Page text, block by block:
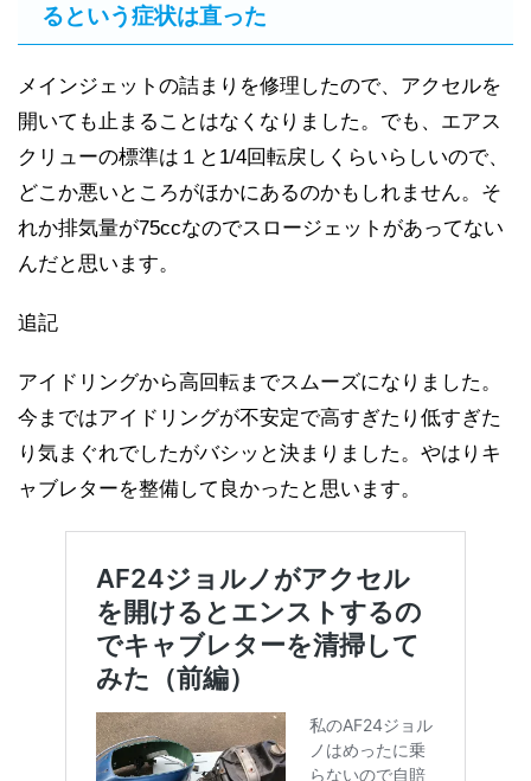
るという症状は直った
メインジェットの詰まりを修理したので、アクセルを
開いても止まることはなくなりました。でも、エアス
クリューの標準は１と1/4回転戻しくらいらしいので、
どこか悪いところがほかにあるのかもしれません。そ
れか排気量が75ccなのでスロージェットがあってない
んだと思います。
追記
アイドリングから高回転までスムーズになりました。
今まではアイドリングが不安定で高すぎたり低すぎた
り気まぐれでしたがバシッと決まりました。やはりキ
ャブレターを整備して良かったと思います。